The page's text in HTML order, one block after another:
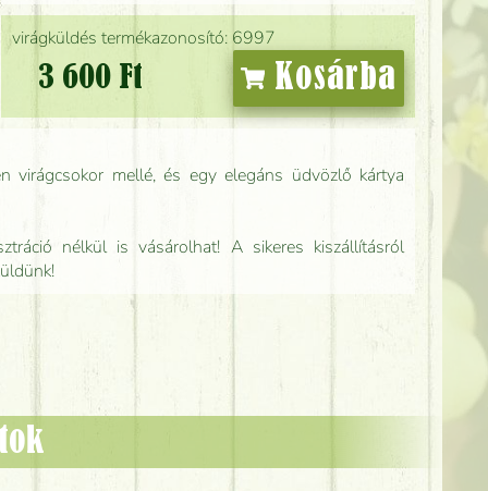
virágküldés termékazonosító: 6997
3 600 Ft Kosárba
virágcsokor mellé, és egy elegáns üdvözlő kártya
nélkül is vásárolhat! A sikeres kiszállításról